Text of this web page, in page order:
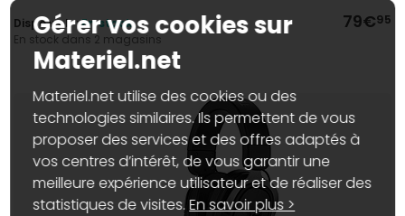
79€95
Dispo web :En stock
En stock dans 2 magasins
Gérer vos cookies sur
Materiel.net
Materiel.net utilise des cookies ou des
technologies similaires. Ils permettent de vous
proposer des services et des offres adaptés à
vos centres d’intérêt, de vous garantir une
meilleure expérience utilisateur et de réaliser des
statistiques de visites.En savoir plus >